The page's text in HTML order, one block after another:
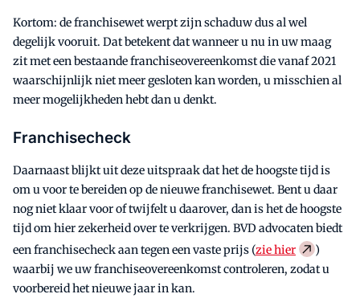
Kortom: de franchisewet werpt zijn schaduw dus al wel
degelijk vooruit. Dat betekent dat wanneer u nu in uw maag
zit met een bestaande franchiseovereenkomst die vanaf 2021
waarschijnlijk niet meer gesloten kan worden, u misschien al
meer mogelijkheden hebt dan u denkt.
Franchisecheck
Daarnaast blijkt uit deze uitspraak dat het de hoogste tijd is
om u voor te bereiden op de nieuwe franchisewet. Bent u daar
nog niet klaar voor of twijfelt u daarover, dan is het de hoogste
tijd om hier zekerheid over te verkrijgen. BVD advocaten biedt
een franchisecheck aan tegen een vaste prijs (zie hier
)
waarbij we uw franchiseovereenkomst controleren, zodat u
voorbereid het nieuwe jaar in kan.